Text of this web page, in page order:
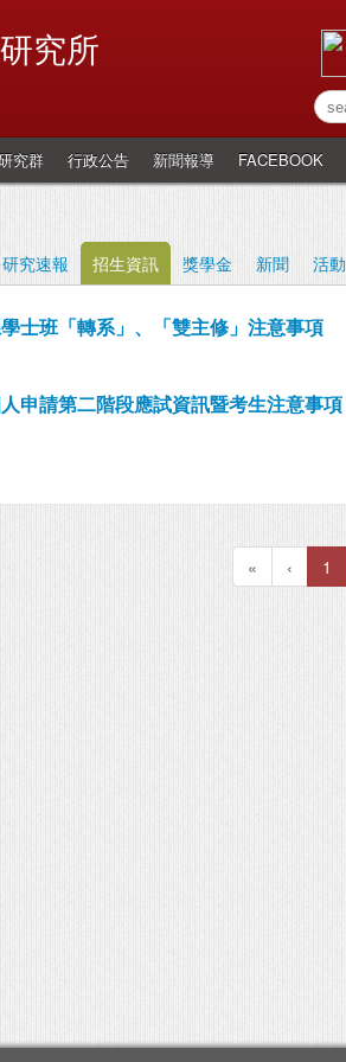
究所
究群 行政公告 新聞報導 FACEBOOK
研究速報 招生資訊 獎學金 新聞 活動
士班「轉系」、「雙主修」注意事項
申請第二階段應試資訊暨考生注意事項
« ‹ 1